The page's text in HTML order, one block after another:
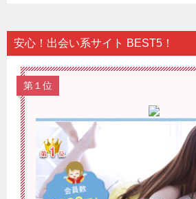
安心！出会い系サイト BEST5！
第１位